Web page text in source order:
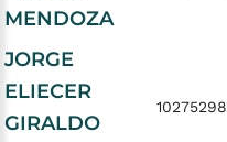
MENDOZA
JORGE
ELIECER
GIRALDO
10275298